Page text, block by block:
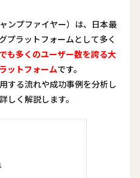
ンプファイヤー）は、日本最
プラットフォームとして多く
も多くのユーザー数を誇る大
ットフォームです。
する流れや成功事例を分析し
しく解説します。